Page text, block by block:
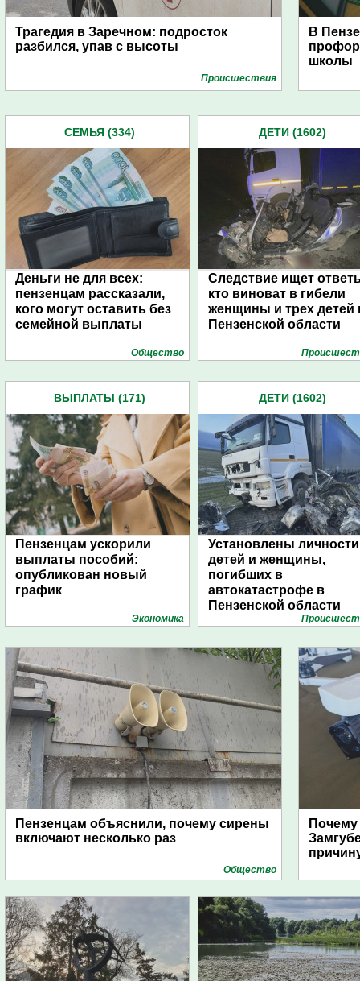
Трагедия в Заречном: подросток
разбился, упав с высоты
Проиcшествия
В
школы
СЕМЬЯ (334)
Деньги не для всех:
пензенцам рассказали,
кого могут оставить без
семейной выплаты
Общество
ДЕТИ (1602)
Следствие ищет
кто виноват в гибели
женщины и трех детей
Пензенской области
ВЫПЛАТЫ (171)
Пензенцам ускорили
выплаты пособий:
опубликован новый
график
Экономика
ДЕТИ (1602)
Установлены личности
детей и женщины,
погибших в
автокатастрофе в
Пензенской области
Пензенцам объяснили, почему сирены
включают несколько раз
Общество